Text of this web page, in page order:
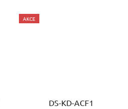
AKCE
DS-KD-ACF1